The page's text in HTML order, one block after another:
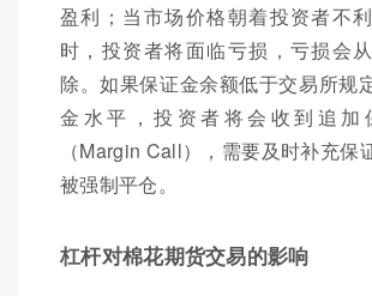
盈利；当市场价格朝着投资者不
时，投资者将面临亏损，亏损会
除。如果保证金余额低于交易所规
金水平，投资者将会收到追加
（Margin Call），需要及时补充保
被强制平仓。
杠杆对棉花期货交易的影响